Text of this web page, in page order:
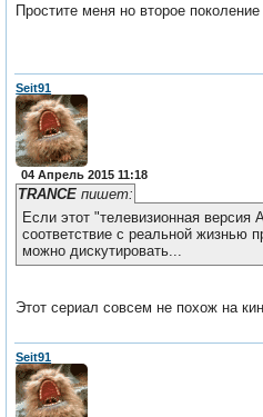
Простите меня но второе
Seit91
04 Апрель 2015 11:18
TRANCEпишет:
Если этот "телевизионная версия
соответствие с реальной жизнью
можно дискутировать...
Этот сериал совсем не похож на
Seit91